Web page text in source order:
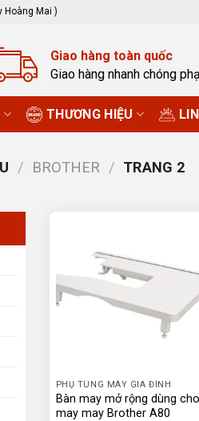
Hoàng Mai )
Giao hàng toàn quốc
Giao hàng nhanh chóng
THƯƠNG HIỆU
/ BROTHER / TRANG 2
PHỤ TÙNG MÁY GIA ĐÌNH
Bàn may mở rộng dùng cho
may may Brother A80